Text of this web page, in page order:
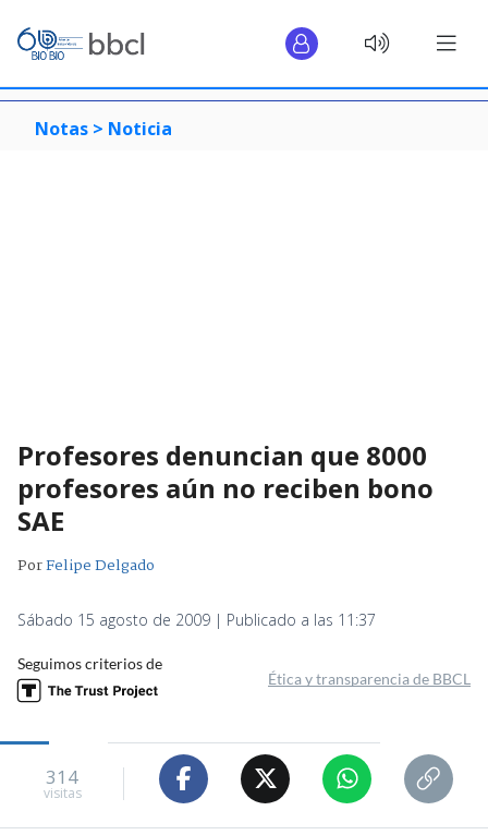
Notas > Noticia
Profesores denuncian que 8000
profesores aún no reciben bono
SAE
PorFelipe Delgado
Sábado 15 agosto de 2009 | Publicado a las 11:37
Seguimos criterios de
Ética y transparencia de BBCL
314
visitas